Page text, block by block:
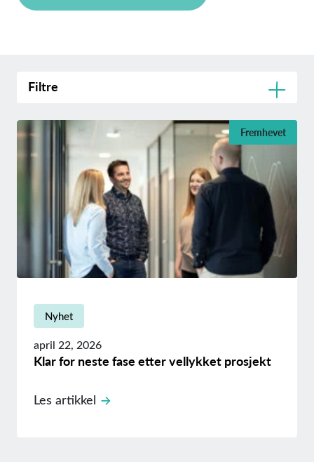
Filtre
Fremhevet
Nyhet
april 22, 2026
Klar for neste fase etter vellykket prosjekt
Les artikkel